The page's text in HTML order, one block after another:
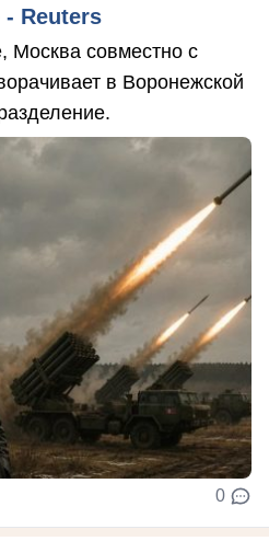
- Reuters
Москва совместно с
в Воронежской
0